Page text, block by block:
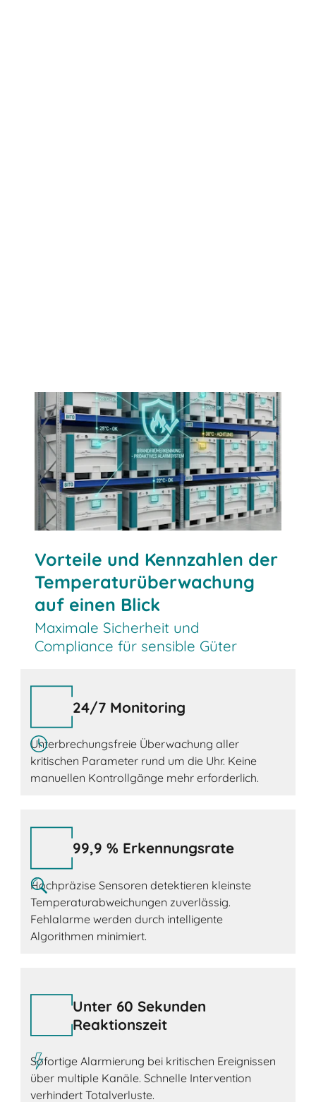
Jetzt Temperatur überwachen
Vorteile und Kennzahlen der
Temperaturüberwachung
auf einen Blick
Maximale Sicherheit und
Compliance für sensible Güter
24/7 Monitoring
Unterbrechungsfreie Überwachung aller
kritischen Parameter rund um die Uhr. Keine
manuellen Kontrollgänge mehr erforderlich.
99,9 % Erkennungsrate
Hochpräzise Sensoren detektieren kleinste
Temperaturabweichungen zuverlässig.
Fehlalarme werden durch intelligente
Algorithmen minimiert.
Unter 60 Sekunden
Reaktionszeit
Sofortige Alarmierung bei kritischen Ereignissen
über multiple Kanäle. Schnelle Intervention
verhindert Totalverluste.